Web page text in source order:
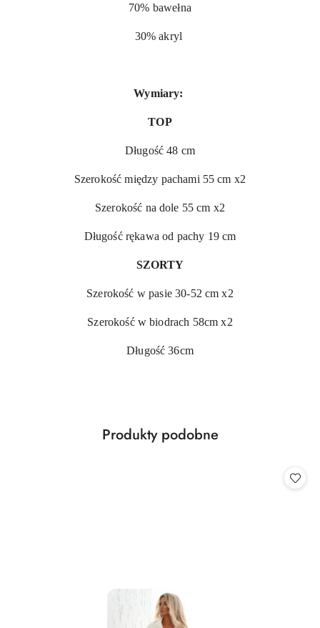
70% bawełna
30% akryl
Wymiary:
TOP
Długość 48 cm
Szerokość między pachami 55 cm x2
Szerokość na dole 55 cm x2
Długość rękawa od pachy 19 cm
SZORTY
Szerokość w pasie 30-52 cm x2
Szerokość w biodrach 58cm x2
Długość 36cm
Pomiń karuzelę produktów
Produkty
Produkty podobne